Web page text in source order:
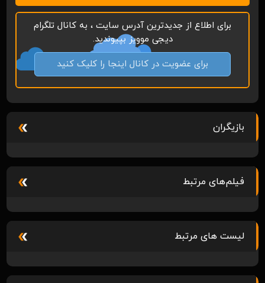
برای اطلاع از جدیدترین آدرس سایت ، به کانال تلگرام
دیجی موویز بپیوندید.
برای عضویت در کانال اینجا را کلیک کنید
بازیگران
فیلم‌های مرتبط
لیست های مرتبط